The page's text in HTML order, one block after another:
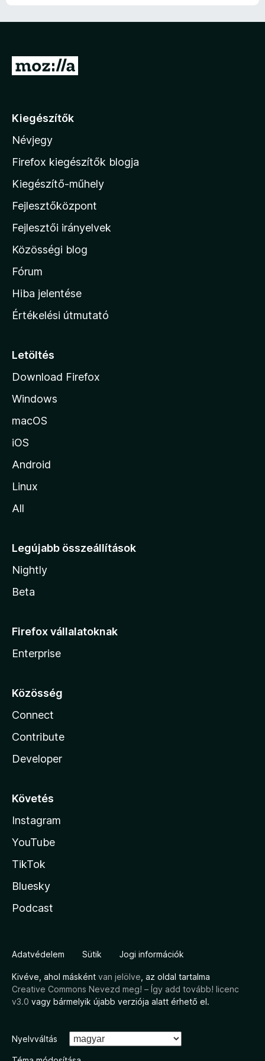
U
á
a
M
z
i
l
a
h
o
l
p
á
r
Kiegészítők
Névjegy
Firefox kiegészítők blogja
Kiegészítő-műhely
Fejlesztőközpont
Fejlesztői irányelvek
Közösségi blog
Fórum
Hiba jelentése
Értékelési útmutató
Letöltés
Download Firefox
Windows
macOS
iOS
Android
Linux
All
Legújabb összeállítások
Nightly
Beta
Firefox vállalatoknak
Enterprise
Közösség
Connect
Contribute
Developer
Követés
Instagram
YouTube
TikTok
Bluesky
Podcast
Adatvédelem Sütik Jogi információk
Kivéve, ahol másként van jelölve , az oldal tartalma
Creative Commons Nevezd meg! – Így add tovább! licenc
v3.0 vagy bármelyik újabb verziója alatt érhető el.
Nyelvváltás